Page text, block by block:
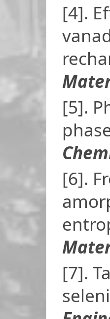
[4].
[5].
[6].
[7].